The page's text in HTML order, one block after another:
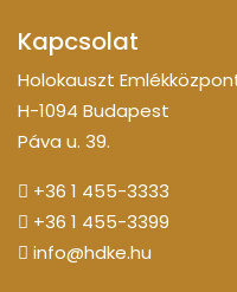
Kapcsolat
Holokauszt
H-1094 Budapest
Páva u. 39.
+36 1 455-3333
+36 1 455-3399
info@hdke.hu